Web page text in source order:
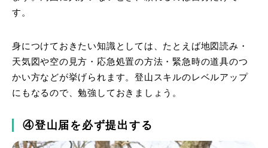
す。
身につけておきたい知識としては、たとえば地図読み・
天気図や空の見方・応急処置の方法・緊急時の道具のつ
かい方などが挙げられます。登山スキルのレベルアップ
にもなるので、勉強しておきましょう。
④登山届を必ず提出する